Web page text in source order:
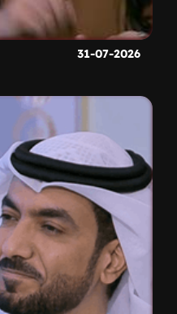
31-07-2026